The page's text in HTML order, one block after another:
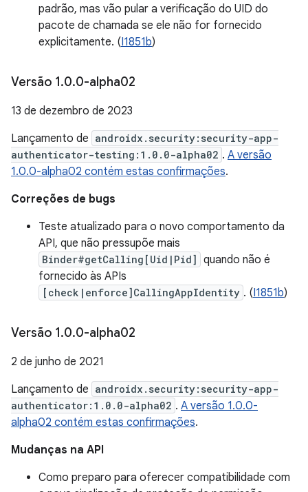
padrão, mas vão pular a verificação do UID do
pacote de chamada se ele não for fornecido
explicitamente. (I1851b)
Versão 1.0.0-alpha02
13 de dezembro de 2023
Lançamento de androidx.security:security-app-
authenticator-testing:1.0.0-alpha02 . A versão
1.0.0-alpha02 contém estas confirmações.
Correções de bugs
Teste atualizado para o novo comportamento da
API, que não pressupõe mais
Binder#getCalling[Uid|Pid] quando não é
fornecido às APIs
[check|enforce]CallingAppIdentity . (I1851b)
Versão 1.0.0-alpha02
2 de junho de 2021
Lançamento de androidx.security:security-app-
authenticator:1.0.0-alpha02 . A versão 1.0.0-
alpha02 contém estas confirmações.
Mudanças na API
Como preparo para oferecer compatibilidade com